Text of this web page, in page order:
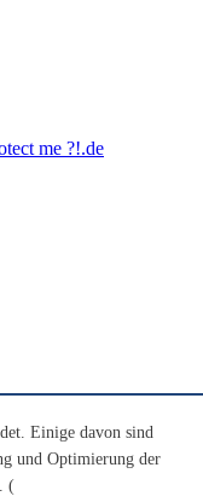
me ?!.de
Einige davon sind
und Optimierung der
(